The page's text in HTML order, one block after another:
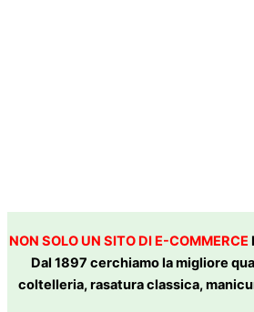
NON SOLO UN SITO DI E-COMMERCE
Dal 1897 cerchiamo la migliore
coltelleria, rasatura classica,